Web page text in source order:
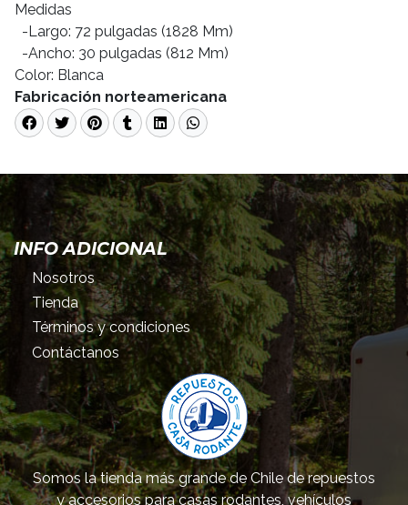
Medidas
-Largo: 72 pulgadas (1828 Mm)
-Ancho: 30 pulgadas (812 Mm)
Color: Blanca
Fabricación norteamericana
INFO ADICIONAL
Nosotros
Tienda
Términos y condiciones
Contáctanos
Somos la tienda más grande de Chile de repuestos
y accesorios para casas rodantes, vehículos